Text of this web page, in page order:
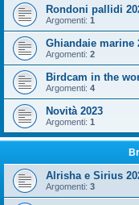
Rondoni pallidi
Argomenti: 1
Ghiandaie marine
Argomenti: 2
Birdcam in the
Argomenti: 4
Novità 2023
Argomenti: 1
Alrisha e Sirius
Argomenti: 3